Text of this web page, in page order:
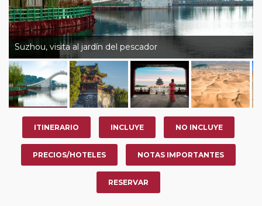
Suzhou, visita al jardín del pescador
ITINERARIO INCLUYE NO INCLUYE
PRECIOS/HOTELES NOTAS IMPORTANTES
RESERVAR